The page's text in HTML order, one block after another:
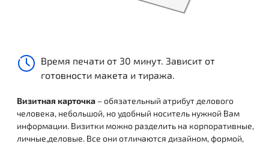
Время печати от 30 минут. Зависит от
готовности макета и тиража.
Визитная карточка – обязательный атрибут делового
человека, небольшой, но удобный носитель нужной Вам
информации. Визитки можно разделить на корпоративные,
личные,деловые. Все они отличаются дизайном, формой,